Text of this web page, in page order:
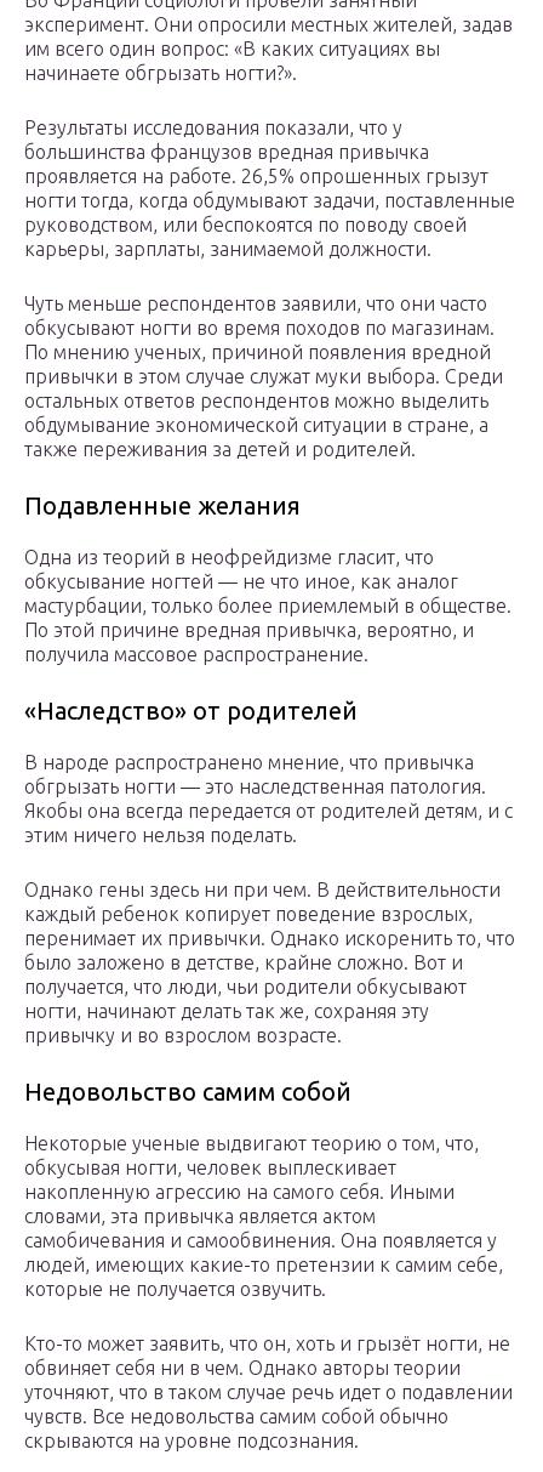
эксперимент. Они опросили местных жителей, задав
им всего один вопрос: «В каких ситуациях вы
начинаете обгрызать ногти?».
Результаты исследования показали, что у
большинства французов вредная привычка
проявляется на работе. 26,5% опрошенных грызут
ногти тогда, когда обдумывают задачи, поставленные
руководством, или беспокоятся по поводу своей
карьеры, зарплаты, занимаемой должности.
Чуть меньше респондентов заявили, что они часто
обкусывают ногти во время походов по магазинам.
По мнению ученых, причиной появления вредной
привычки в этом случае служат муки выбора. Среди
остальных ответов респондентов можно выделить
обдумывание экономической ситуации в стране, а
также переживания за детей и родителей.
Подавленные желания
Одна из теорий в неофрейдизме гласит, что
обкусывание ногтей — не что иное, как аналог
мастурбации, только более приемлемый в обществе.
По этой причине вредная привычка, вероятно, и
получила массовое распространение.
«Наследство» от родителей
В народе распространено мнение, что привычка
обгрызать ногти — это наследственная патология.
Якобы она всегда передается от родителей детям, и с
этим ничего нельзя поделать.
Однако гены здесь ни при чем. В действительности
каждый ребенок копирует поведение взрослых,
перенимает их привычки. Однако искоренить то, что
было заложено в детстве, крайне сложно. Вот и
получается, что люди, чьи родители обкусывают
ногти, начинают делать так же, сохраняя эту
привычку и во взрослом возрасте.
Недовольство самим собой
Некоторые ученые выдвигают теорию о том, что,
обкусывая ногти, человек выплескивает
накопленную агрессию на самого себя. Иными
словами, эта привычка является актом
самобичевания и самообвинения. Она появляется у
людей, имеющих какие-то претензии к самим себе,
которые не получается озвучить.
Кто-то может заявить, что он, хоть и грызёт ногти, не
обвиняет себя ни в чем. Однако авторы теории
уточняют, что в таком случае речь идет о подавлении
чувств. Все недовольства самим собой обычно
скрываются на уровне подсознания.